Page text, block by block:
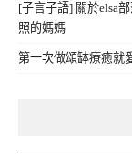
[子言子語] 關於elsa
照的媽媽
第一次做頌缽療癒就